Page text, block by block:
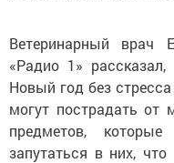
Ветеринарный врач
«Радио 1»
Новый год без
могут пострадать от
предметов,
запутаться в них,